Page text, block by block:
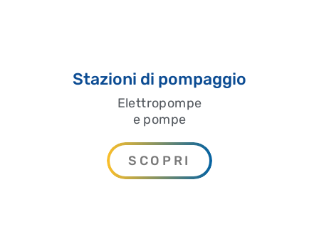
Stazioni di pompaggio
Elettropompe
e pompe
SCOPRI